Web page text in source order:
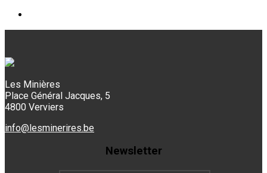
Les Minières
Place Général Jacques, 5
4800 Verviers
info@lesminerires.be
Newsletter